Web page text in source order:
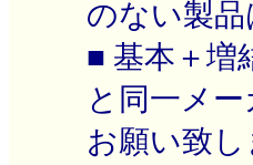
のない製
■ 基本＋増
と同一メ
お願い致